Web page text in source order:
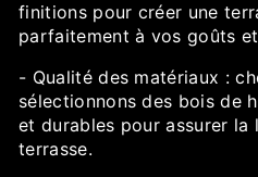
finitions pour créer une
parfaitement à vos goûts
- Qualité des matériaux :
sélectionnons des bois de
et durables pour assurer
terrasse.